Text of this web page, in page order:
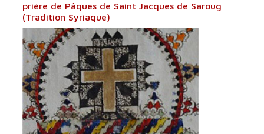
prière de Pâques de Saint Jacques de Saroug
(Tradition Syriaque)